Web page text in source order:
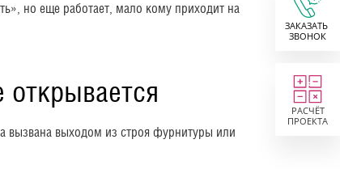
но еще работает, мало кому приходит на
вызвана выходом из строя фурнитуры или
ЗАКАЗАТЬ
ЗВОНОК
РАСЧЁТ
ПРОЕКТА